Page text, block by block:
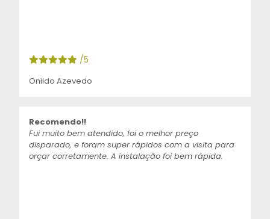
/5
Onildo Azevedo
Recomendo!!
Fui muito bem atendido, foi o melhor preço
disparado, e foram super rápidos com a visita para
orçar corretamente. A instalação foi bem rápida.